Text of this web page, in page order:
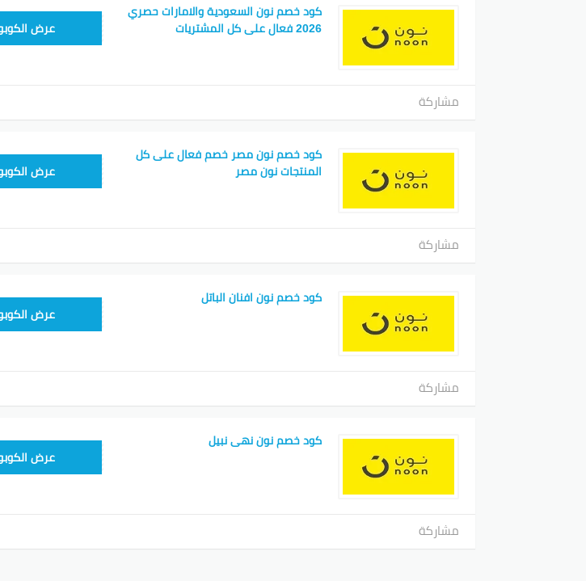
كود خصم نون السعودية والامارات حصري
2026 فعال على كل المشتريات
RRF24عرض
مشاركة
كود خصم نون مصر خصم فعال على كل
المنتجات نون مصر
AB473عرض
مشاركة
كود خصم نون افنان الباتل
RRF24عرض
مشاركة
كود خصم نون نهى نبيل
RRF24عرض
مشاركة